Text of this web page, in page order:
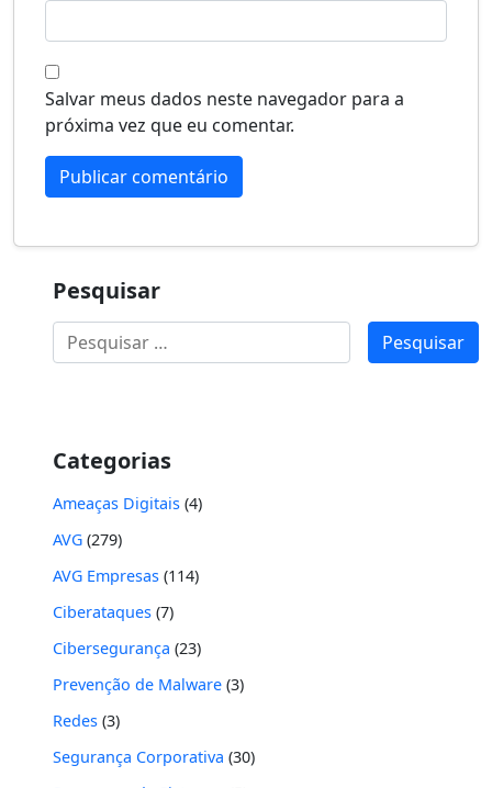
Salvar meus dados neste navegador para a
próxima vez que eu comentar.
Pesquisar
Pesquisar
por:
Categorias
Ameaças Digitais (4)
AVG (279)
AVG Empresas (114)
Ciberataques (7)
Cibersegurança (23)
Prevenção de Malware (3)
Redes (3)
Segurança Corporativa (30)